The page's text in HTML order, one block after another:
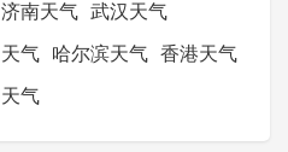
济南天气 武汉天气
气 哈尔滨天气 香港天气
气